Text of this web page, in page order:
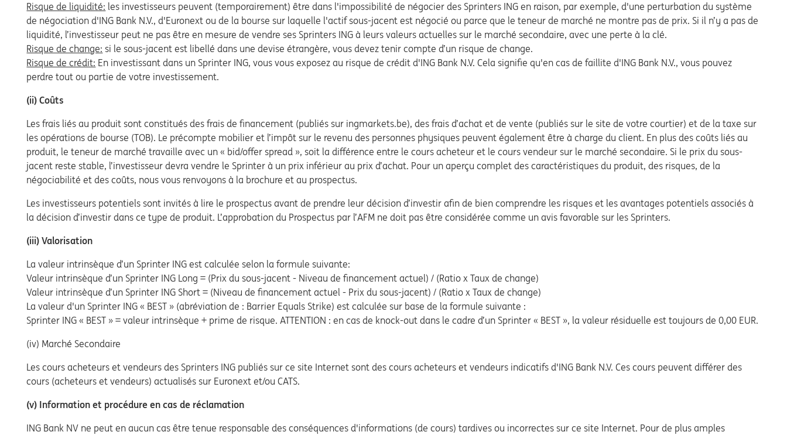
Risque de liquidité: les investisseurs peuvent (temporairement) être dans l'impossibilité de négocier des Sprinters ING en raison, par exemple, d'une perturbation du système
de négociation d'ING Bank N.V., d'Euronext ou de la bourse sur laquelle l'actif sous-jacent est négocié ou parce que le teneur de marché ne montre pas de prix. Si il n’y a pas de
liquidité, l’investisseur peut ne pas être en mesure de vendre ses Sprinters ING à leurs valeurs actuelles sur le marché secondaire, avec une perte à la clé.
Risque de change: si le sous-jacent est libellé dans une devise étrangère, vous devez tenir compte d’un risque de change.
Risque de crédit: En investissant dans un Sprinter ING, vous vous exposez au risque de crédit d'ING Bank N.V. Cela signifie qu'en cas de faillite d'ING Bank N.V., vous pouvez
perdre tout ou partie de votre investissement.
(ii) Coûts
Les frais liés au produit sont constitués des frais de financement (publiés sur ingmarkets.be), des frais d’achat et de vente (publiés sur le site de votre courtier) et de la taxe sur
les opérations de bourse (TOB). Le précompte mobilier et l’impôt sur le revenu des personnes physiques peuvent également être à charge du client. En plus des coûts liés au
produit, le teneur de marché travaille avec un « bid/offer spread », soit la différence entre le cours acheteur et le cours vendeur sur le marché secondaire. Si le prix du sous-
jacent reste stable, l’investisseur devra vendre le Sprinter à un prix inférieur au prix d’achat. Pour un aperçu complet des caractéristiques du produit, des risques, de la
négociabilité et des coûts, nous vous renvoyons à la brochure et au prospectus.
Les investisseurs potentiels sont invités à lire le prospectus avant de prendre leur décision d’investir afin de bien comprendre les risques et les avantages potentiels associés à
la décision d’investir dans ce type de produit. L’approbation du Prospectus par l’AFM ne doit pas être considérée comme un avis favorable sur les Sprinters.
(iii) Valorisation
La valeur intrinsèque d’un Sprinter ING est calculée selon la formule suivante:
Valeur intrinsèque d’un Sprinter ING Long = (Prix du sous-jacent - Niveau de financement actuel) / (Ratio x Taux de change)
Valeur intrinsèque d’un Sprinter ING Short = (Niveau de financement actuel - Prix du sous-jacent) / (Ratio x Taux de change)
La valeur d'un Sprinter ING « BEST » (abréviation de : Barrier Equals Strike) est calculée sur base de la formule suivante :
Sprinter ING « BEST » = valeur intrinsèque + prime de risque. ATTENTION : en cas de knock-out dans le cadre d’un Sprinter « BEST », la valeur résiduelle est toujours de 0,00 EUR.
(iv) Marché Secondaire
Les cours acheteurs et vendeurs des Sprinters ING publiés sur ce site Internet sont des cours acheteurs et vendeurs indicatifs d'ING Bank N.V. Ces cours peuvent différer des
cours (acheteurs et vendeurs) actualisés sur Euronext et/ou CATS.
(v) Information et procédure en cas de réclamation
ING Bank NV ne peut en aucun cas être tenue responsable des conséquences d'informations (de cours) tardives ou incorrectes sur ce site Internet. Pour de plus amples